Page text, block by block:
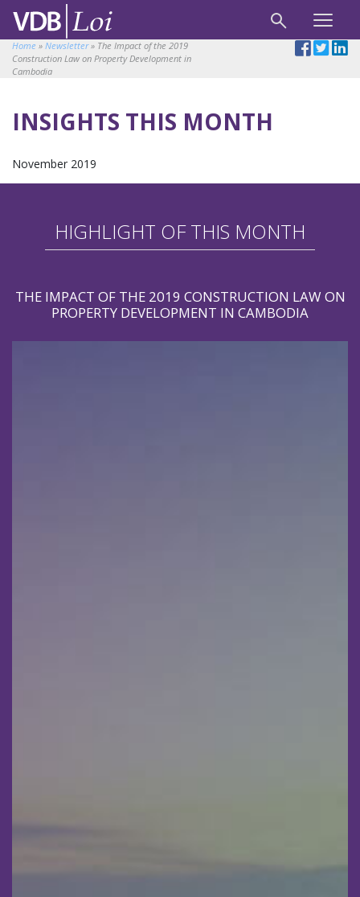
Home » Newsletter» The Impact of the 2019
Construction Law on Property Development in
Cambodia
INSIGHTS THIS MONTH
November 2019
HIGHLIGHT OF THIS MONTH
THE IMPACT OF THE 2019 CONSTRUCTION LAW ON
PROPERTY DEVELOPMENT IN CAMBODIA